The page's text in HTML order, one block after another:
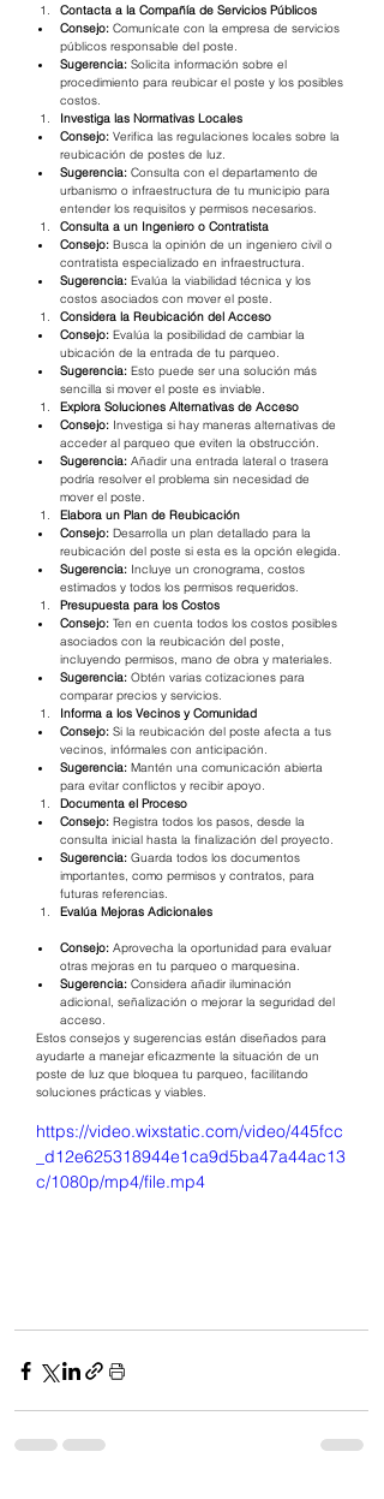
Contacta a la Compañía de Servicios Públicos
Consejo: Comunícate con la empresa de servicios
públicos responsable del poste.
Sugerencia: Solicita información sobre el
procedimiento para reubicar el poste y los posibles
costos.
Investiga las Normativas Locales
Consejo: Verifica las regulaciones locales sobre la
reubicación de postes de luz.
Sugerencia: Consulta con el departamento de
urbanismo o infraestructura de tu municipio para
entender los requisitos y permisos necesarios.
Consulta a un Ingeniero o Contratista
Consejo: Busca la opinión de un ingeniero civil o
contratista especializado en infraestructura.
Sugerencia: Evalúa la viabilidad técnica y los
costos asociados con mover el poste.
Considera la Reubicación del Acceso
Consejo: Evalúa la posibilidad de cambiar la
ubicación de la entrada de tu parqueo.
Sugerencia: Esto puede ser una solución más
sencilla si mover el poste es inviable.
Explora Soluciones Alternativas de Acceso
Consejo: Investiga si hay maneras alternativas de
acceder al parqueo que eviten la obstrucción.
Sugerencia: Añadir una entrada lateral o trasera
podría resolver el problema sin necesidad de
mover el poste.
Elabora un Plan de Reubicación
Consejo: Desarrolla un plan detallado para la
reubicación del poste si esta es la opción elegida.
Sugerencia: Incluye un cronograma, costos
estimados y todos los permisos requeridos.
Presupuesta para los Costos
Consejo: Ten en cuenta todos los costos posibles
asociados con la reubicación del poste,
incluyendo permisos, mano de obra y materiales.
Sugerencia: Obtén varias cotizaciones para
comparar precios y servicios.
Informa a los Vecinos y Comunidad
Consejo: Si la reubicación del poste afecta a tus
vecinos, infórmales con anticipación.
Sugerencia: Mantén una comunicación abierta
para evitar conflictos y recibir apoyo.
Documenta el Proceso
Consejo: Registra todos los pasos, desde la
consulta inicial hasta la finalización del proyecto.
Sugerencia: Guarda todos los documentos
importantes, como permisos y contratos, para
futuras referencias.
Evalúa Mejoras Adicionales
Consejo: Aprovecha la oportunidad para evaluar
otras mejoras en tu parqueo o marquesina.
Sugerencia: Considera añadir iluminación
adicional, señalización o mejorar la seguridad del
acceso.
Estos consejos y sugerencias están diseñados para
ayudarte a manejar eficazmente la situación de un
poste de luz que bloquea tu parqueo, facilitando
soluciones prácticas y viables.
https://video.wixstatic.com/video/445fcc
_d12e625318944e1ca9d5ba47a44ac13
c/1080p/mp4/file.mp4